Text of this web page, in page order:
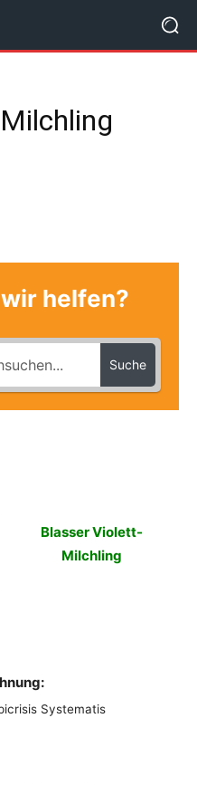
helfen?
Suche
Blasser Violett-
Milchling
Systematis